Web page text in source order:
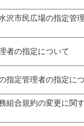
沢市民広場の指定管
者の指定について
指定管理者の指定に
組合規約の変更に関